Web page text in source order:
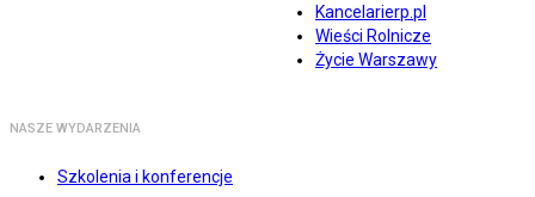
Kancelarierp.pl
Wieści Rolnicze
Życie Warszawy
NASZE WYDARZENIA
Szkolenia i konferencje